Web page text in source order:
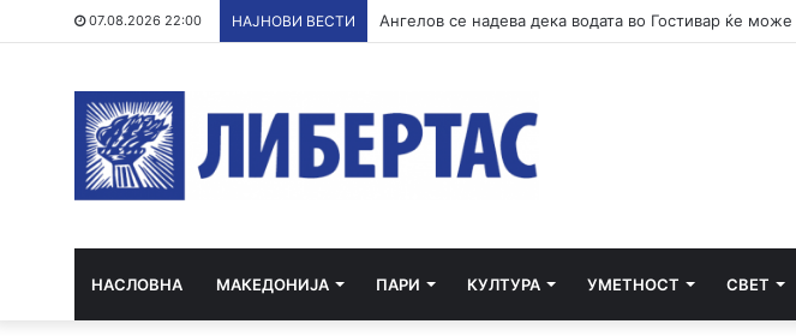
07.08.2026 22:00 НАЈНОВИ ВЕСТИ Ангелов се надева дека водата во Гостивар ќе
НАСЛОВНА МАКЕДОНИЈА ПАРИ КУЛТУРА УМЕТНОСТ СВЕТ